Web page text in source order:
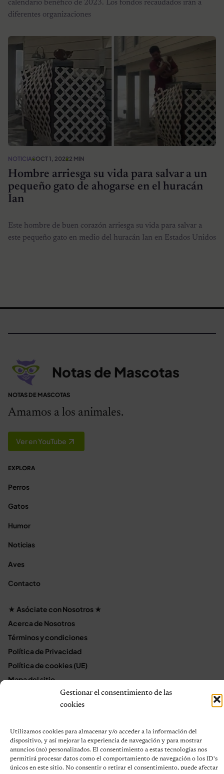
Gestionar el consentimiento de las
cookies
Utilizamos cookies para almacenar y/o acceder a la información del
dispositivo, y así mejorar la experiencia de navegación y para mostrar
anuncios (no) personalizados. El consentimiento a estas tecnologías nos
permitirá procesar datos como el comportamiento de navegación o los ID's
únicos en este sitio. No consentir o retirar el consentimiento, puede afectar
calendario benéfico de 2023. Los fondos recaudados irán a
diferentes organizaciones
NOTICIASOCT 1, 20222 MIN
Hombre arriesga su vida para salvar a un
pequeño gato de ahogarse en el huracán
Ian
Este hombre de buen corazón arriesga su vida para salvar a
este pequeño gato en medio del huracán Ian en Estados Unidos
Notas de Mascotas
NOTAS DE MASCOTAS
Amamos a los animales.
Ver en YouTube
EXPLORA
Perros
Gatos
Humor
Noticias
Aves
Contacto
★ Asóciate con Nosotros ★
Acerca de Nosotros
Términos y condiciones
Política de Privacidad
Política de cookies (UE)
Mapa del sitio
Terms and Conditions
© 2026 Notas de Mascotas
Política de privacidad